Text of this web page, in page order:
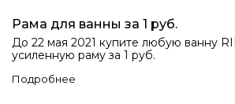
Рама для ванны за 1 руб.
До 22 мая 2021 купите любую ванну
усиленную раму за 1 руб.
Подробнее